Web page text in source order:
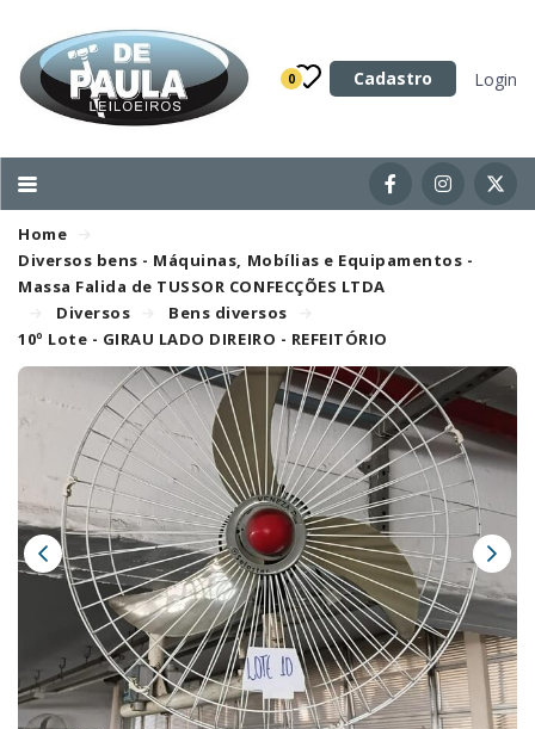
0 Cadastro Login
Categoria
Imóveis
Acessórios para Veículos
Máquinas
Home
Diversos bens - Máquinas, Mobílias e Equipamentos -
Massa Falida de TUSSOR CONFECÇÕES LTDA
Diversos
Bens diversos
10º Lote - GIRAU LADO DIREIRO - REFEITÓRIO